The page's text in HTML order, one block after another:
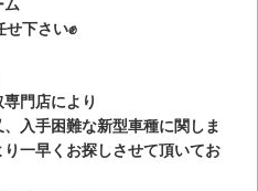
ム
下さい✊
門店により
入手困難な新型車種に関しま
一早くお探しさせて頂いてお